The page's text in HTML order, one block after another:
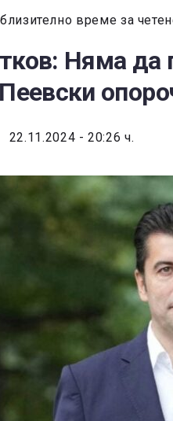
време за
Няма да
22.11.2024 - 20:26 ч.